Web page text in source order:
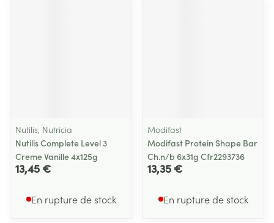
Nutilis, Nutricia
Nutilis Complete Level 3
Creme Vanille 4x125g
13,45 €
En rupture de stock
Modifast
Modifast Protein Shape Bar
Ch.n/b 6x31g Cfr2293736
13,35 €
En rupture de stock